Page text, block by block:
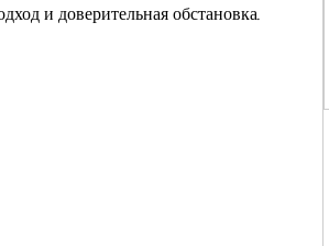
и доверительная обстановка.